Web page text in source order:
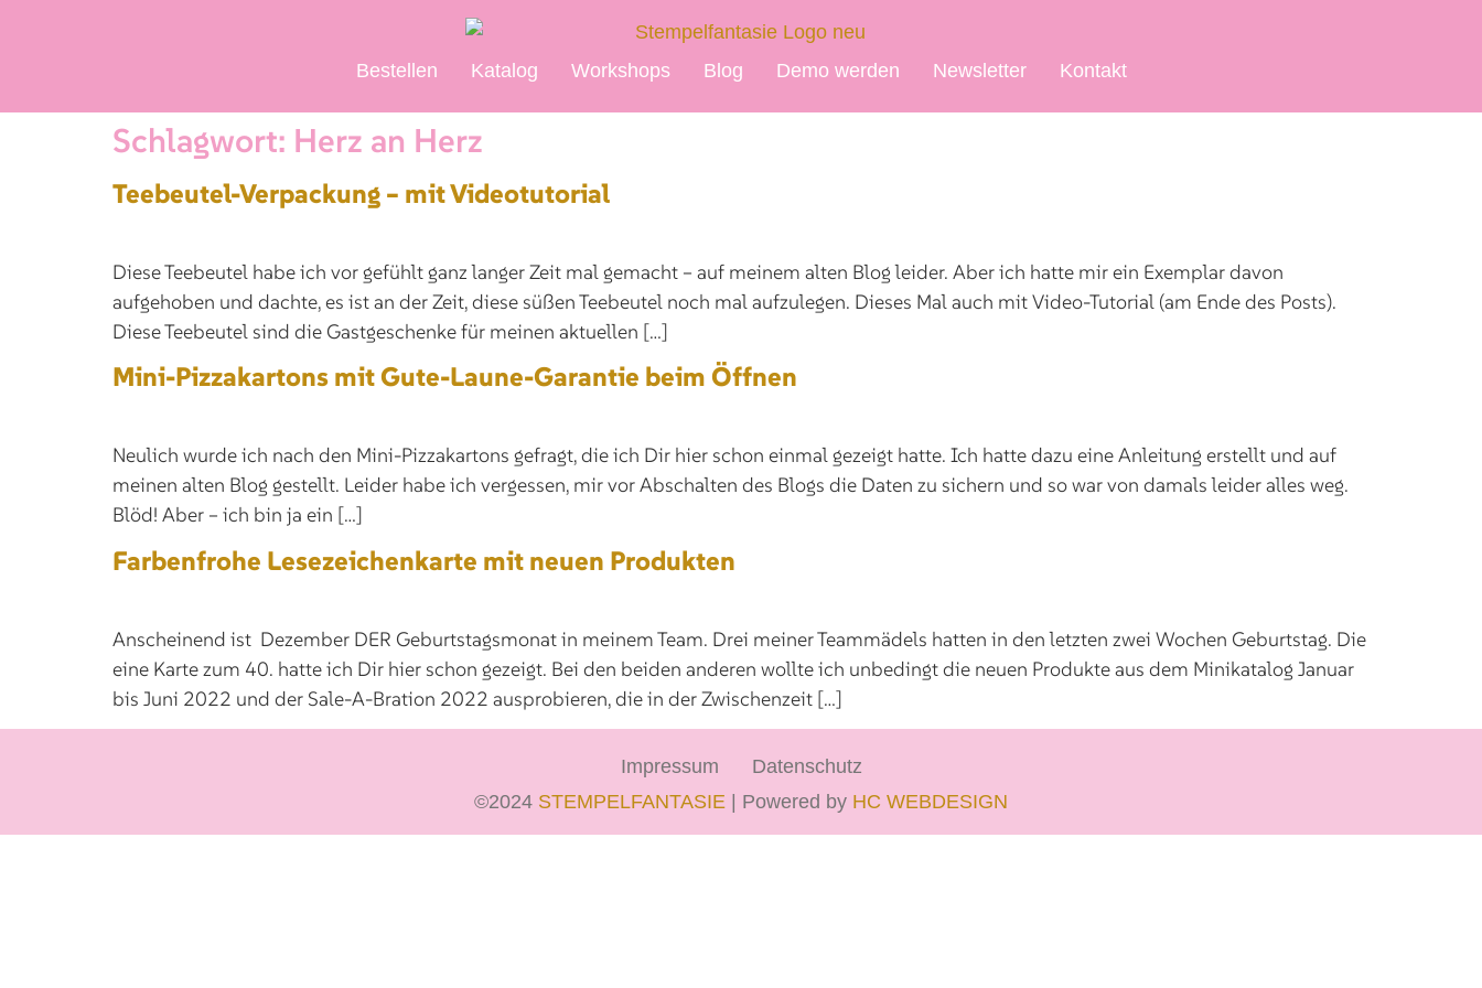
Bestellen Katalog Workshops Blog Demo werden Newsletter Kontakt
Schlagwort: Herz an Herz
Teebeutel-Verpackung – mit Videotutorial
Diese Teebeutel habe ich vor gefühlt ganz langer Zeit mal gemacht – auf meinem alten Blog leider. Aber ich hatte mir ein Exemplar davon
aufgehoben und dachte, es ist an der Zeit, diese süßen Teebeutel noch mal aufzulegen. Dieses Mal auch mit Video-Tutorial (am Ende des Posts).
Diese Teebeutel sind die Gastgeschenke für meinen aktuellen […]
Mini-Pizzakartons mit Gute-Laune-Garantie beim Öffnen
Neulich wurde ich nach den Mini-Pizzakartons gefragt, die ich Dir hier schon einmal gezeigt hatte. Ich hatte dazu eine Anleitung erstellt und auf
meinen alten Blog gestellt. Leider habe ich vergessen, mir vor Abschalten des Blogs die Daten zu sichern und so war von damals leider alles weg.
Blöd! Aber – ich bin ja ein […]
Farbenfrohe Lesezeichenkarte mit neuen Produkten
Anscheinend ist Dezember DER Geburtstagsmonat in meinem Team. Drei meiner Teammädels hatten in den letzten zwei Wochen Geburtstag. Die
eine Karte zum 40. hatte ich Dir hier schon gezeigt. Bei den beiden anderen wollte ich unbedingt die neuen Produkte aus dem Minikatalog Januar
bis Juni 2022 und der Sale-A-Bration 2022 ausprobieren, die in der Zwischenzeit […]
Impressum
Datenschutz
©2024 STEMPELFANTASIE | Powered by HC WEBDESIGN